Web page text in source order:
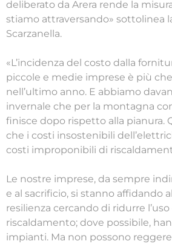
deliberato da Arera rende la
stiamo attraversando» sottolinea
Scarzanella.
«L’incidenza del costo dalla
piccole e medie imprese è più
nell’ultimo anno. E abbiamo
invernale che per la montagna
finisce dopo rispetto alla pianura.
che i costi insostenibili
costi improponibili di
Le nostre imprese, da sempre
e al sacrificio, si stanno affidando
resilienza cercando di ridurre
riscaldamento; dove possibile,
impianti. Ma non possono